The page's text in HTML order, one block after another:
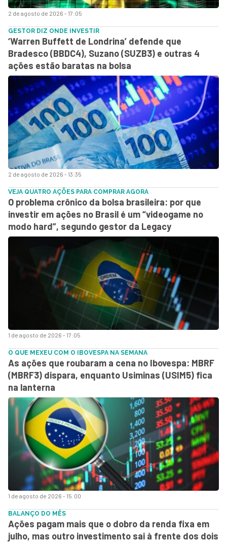
2 de agosto de 2026 - 17:05
2 de agosto de 2026 - 13:35
GESTOR DIZ ONDE INVESTIR
‘Warren Buffett de Londrina’ defende que
Bradesco (BBDC4), Suzano (SUZB3) e outras 4
ações estão baratas na bolsa
1 de agosto de 2026 - 17:05
VEJA QUATRO AÇÕES PARA COMPRAR AGORA
O problema crônico da bolsa brasileira: por que
investir em ações no Brasil é um “videogame no
modo hard”, segundo gestor da Legacy
1 de agosto de 2026 - 15:00
O QUE MEXEU COM O IBOVESPA NA SEMANA
As ações que roubaram a cena no Ibovespa: MBRF
(MBRF3) dispara, enquanto Usiminas (USIM5) fica
na lanterna
BALANÇO DO MÊS
Ações pagam mais que o dobro da renda fixa em
julho, mas outro investimento sai à frente dos dois